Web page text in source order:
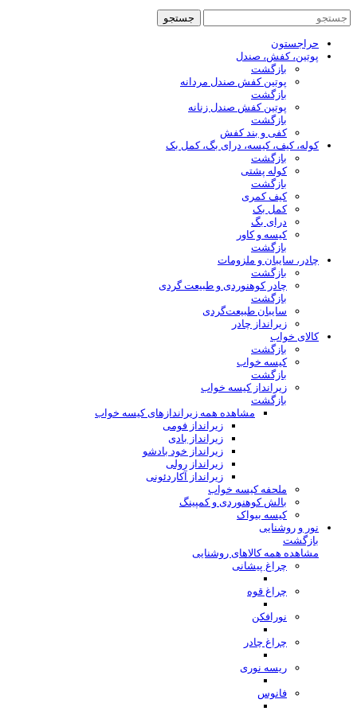
جستجو
حراجستون
پوتین، کفش، صندل
بازگشت
پوتین کفش صندل مردانه
بازگشت
پوتین کفش صندل زنانه
بازگشت
کفی و بند کفش
کوله، کیف، کیسه، درای بگ، کمل بک
بازگشت
کوله پشتی
بازگشت
کیف کمری
کمل بک
درای بگ
کیسه و کاور
بازگشت
چادر، سایبان و ملزومات
بازگشت
چادر کوهنوردی و طبیعت گردی
بازگشت
سایبان طبیعت‌گردی
زیرانداز چادر
کالای خواب
بازگشت
کیسه خواب
بازگشت
زیرانداز کیسه خواب
بازگشت
مشاهده همه زیراندازهای کیسه خواب
زیرانداز فومی
زیرانداز بادی
زیرانداز خود بادشو
زیرانداز رولی
زیرانداز آکاردئونی
ملحفه کیسه خواب
بالش کوهنوردی و کمپینگ
کیسه بیواک
نور و روشنایی
بازگشت
مشاهده همه کالاهای روشنایی
چراغ پیشانی
چراغ قوه
نورافکن
چراغ چادر
ریسه نوری
فانوس